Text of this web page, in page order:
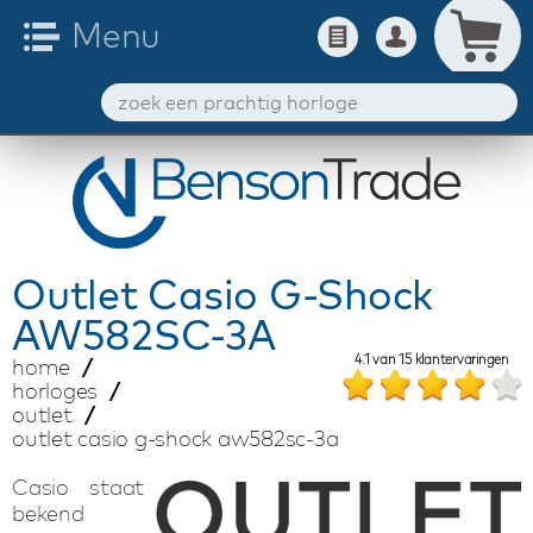
OutletCasio G-Shock
AW582SC-3A
home
horloges
outlet
outlet casio g-shock aw582sc-3a
4.1 van15klantervaringen
Casio staat
bekend